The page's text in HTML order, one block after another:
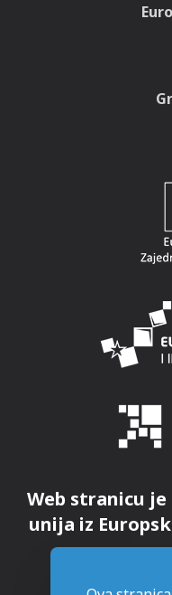
Web stranicu
unija iz